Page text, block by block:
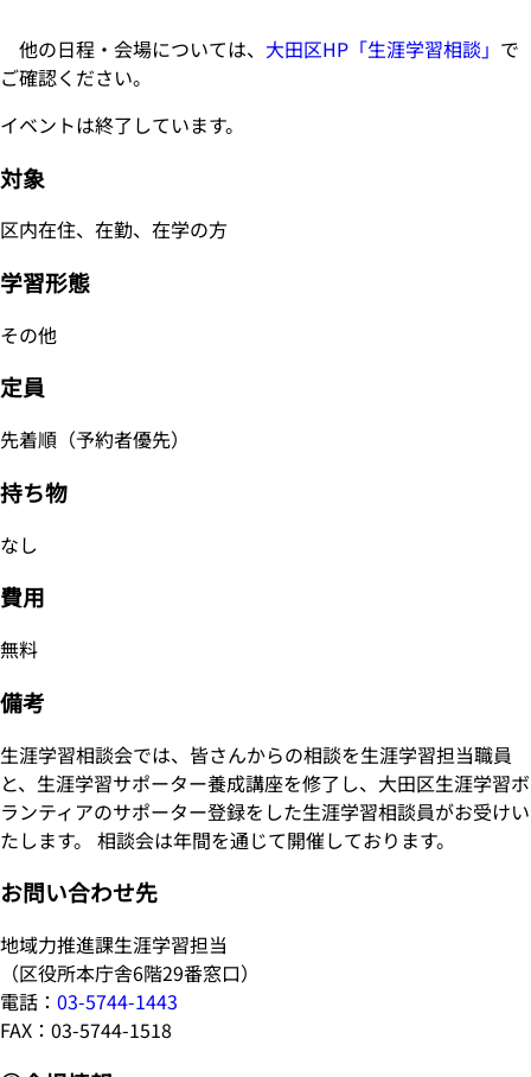
他の日程・会場については、 大田区HP「生涯学習相談」 で
ご確認ください。
イベントは終了しています。
対象
区内在住、在勤、在学の方
学習形態
その他
定員
先着順（予約者優先）
持ち物
なし
費用
無料
備考
生涯学習相談会では、皆さんからの相談を生涯学習担当職員
と、生涯学習サポーター養成講座を修了し、大田区生涯学習ボ
ランティアのサポーター登録をした生涯学習相談員がお受けい
たします。 相談会は年間を通じて開催しております。
お問い合わせ先
地域力推進課生涯学習担当
（区役所本庁舎6階29番窓口）
電話： 03-5744-1443
FAX：03-5744-1518